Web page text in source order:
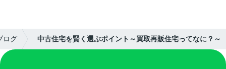
ログ 中古住宅を賢く選ぶポイント～買取再販住宅ってなに？～